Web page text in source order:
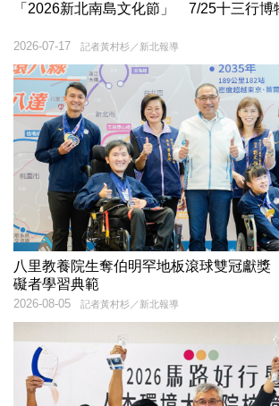
「2026新北南島文化節」 7/25十三行博
記者黃村杉／新北報導
2026-07-17
八里教養院生奪伯明罕地板滾球雙冠獻
礙者學習典範
記者黃村杉／新北報導
2026-08-05